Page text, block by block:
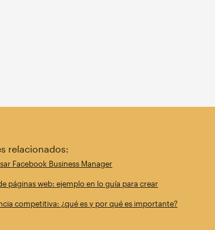
relacionados:
Facebook Business Manager
páginas web: ejemplo en lo guía para crear
competitiva: ¿qué es y por qué es importante?